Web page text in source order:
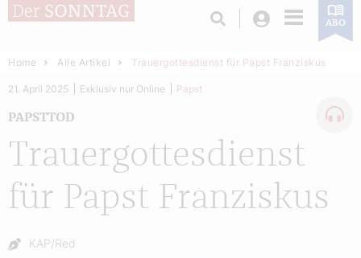
Login ABO
Home Alle Artikel Trauergottesdienst für Papst Franziskus
Trauergottesdienst
für Papst Franziskus
PAPSTTOD
21. April 2025 Exklusiv nur Online Papst
Autor:
KAP/Red